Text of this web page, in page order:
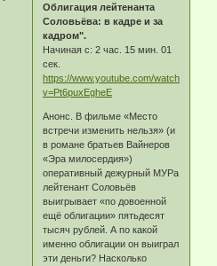
Облигация лейтенанта
Соловьёва: в кадре и за
кадром".
Начиная с: 2 час. 15 мин. 01
сек.
https://www.youtube.com/watch?
v=Pt6puxEgheE
Анонс. В фильме «Место
встречи изменить нельзя» (и
в романе братьев Вайнеров
«Эра милосердия»)
оперативный дежурный МУРа
лейтенант Соловьёв
выигрывает «по довоенной
ещё облигации» пятьдесят
тысяч рублей. А по какой
именно облигации он выиграл
эти деньги? Насколько